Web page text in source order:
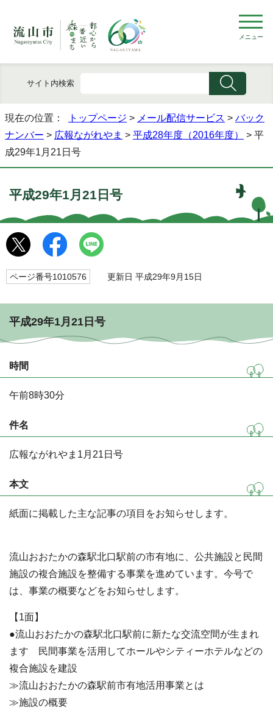
メニュー
サイト内検索
現在の位置： トップページ > メール配信サービス > バック
ナンバー > 広報ながれやま > 平成28年度（2016年度）
> 平
成29年1月21日号
平成29年1月21日号
ページ番号1010576 更新日 平成29年9月15日
平成29年1月21日号
時間
午前8時30分
件名
広報ながれやま1月21日号
本文
紙面に掲載した主な記事の項目をお知らせします。
流山おおたかの森駅北口駅前の市有地に、公共施設と民間
施設の複合施設を整備する事業を進めています。今号で
は、事業の概要などをお知らせします。
【1面】
●流山おおたかの森駅北口駅前に新たな交流空間が生まれ
ます 民間事業を活用してホールやシティーホテルなどの
複合施設を建設
≫流山おおたかの森駅前市有地活用事業とは
≫施設の概要